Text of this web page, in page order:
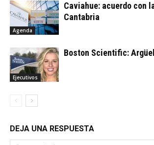
Agenda
Caviahue: acuerdo con
Cantabria
Ejecutivos
Boston Scientific:
DEJA UNA RESPUESTA